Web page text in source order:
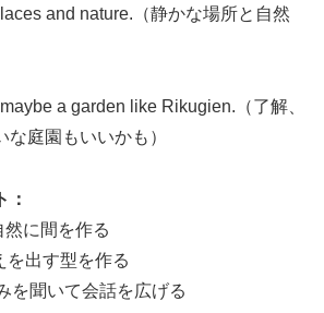
and nature.（静かな場所と自然
a garden like Rikugien.（了解、
な庭園もいいかも）
：
然に間を作る
を出す型を作る
を聞いて会話を広げる